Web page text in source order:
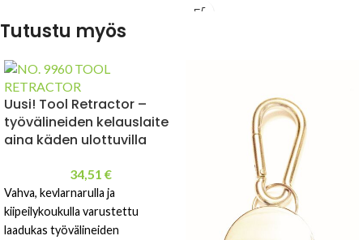
kiinteistönhoitoon.
Tutustu myös
Uusi! Tool Retractor –
työvälineiden kelauslaite
aina käden ulottuvilla
34,51 €
Vahva, kevlarnarulla ja
kiipeilykoukulla varustettu
laadukas työvälineiden